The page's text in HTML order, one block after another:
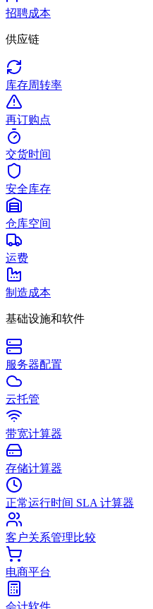
招聘成本
供应链
库存周转率
再订购点
交货时间
安全库存
仓库空间
运费
制造成本
基础设施和软件
服务器配置
云托管
带宽计算器
存储计算器
正常运行时间 SLA 计算器
客户关系管理比较
电商平台
会计软件